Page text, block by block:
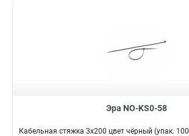
Эра NO-KS0-58
Кабельная стяжка 3x200 цвет чёрный (упак.